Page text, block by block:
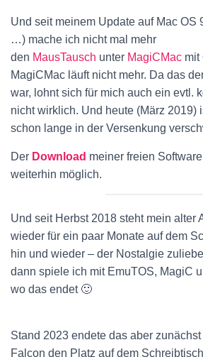
Und seit meinem Update auf Mac OS
…) mache ich nicht mal mehr
den MausTausch unter MagiCMac mit
MagiCMac läuft nicht mehr. Da das
war, lohnt sich für mich auch ein evtl.
nicht wirklich. Und heute (März 2019)
schon lange in der Versenkung
Der Download meiner freien
weiterhin möglich.
Und seit Herbst 2018 steht mein alter
wieder für ein paar Monate auf dem
hin und wieder – der Nostalgie
dann spiele ich mit EmuTOS, MagiC
wo das endet 🙂
Stand 2023 endete das aber
Falcon den Platz auf dem